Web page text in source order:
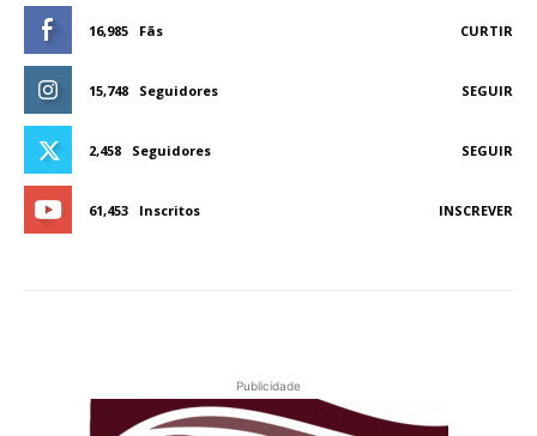
16,985 Fãs CURTIR
15,748 Seguidores SEGUIR
2,458 Seguidores SEGUIR
61,453 Inscritos INSCREVER
Publicidade